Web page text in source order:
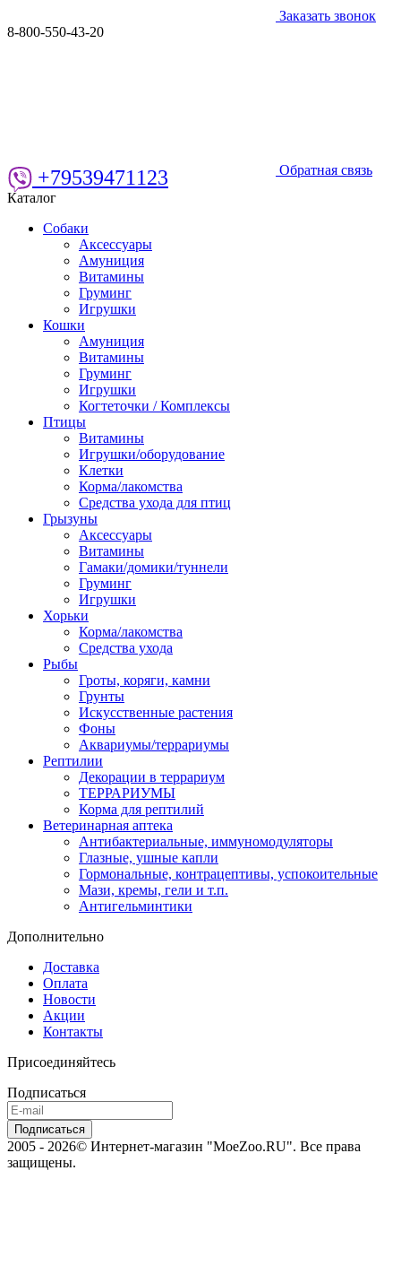
Заказать звонок
8-800-550-43-20
Обратная связь
+79539471123
Каталог
Собаки
Аксессуары
Амуниция
Витамины
Груминг
Игрушки
Кошки
Амуниция
Витамины
Груминг
Игрушки
Когтеточки / Комплексы
Птицы
Витамины
Игрушки/оборудование
Клетки
Корма/лакомства
Средства ухода для птиц
Грызуны
Аксессуары
Витамины
Гамаки/домики/туннели
Груминг
Игрушки
Хорьки
Корма/лакомства
Средства ухода
Рыбы
Гроты, коряги, камни
Грунты
Искусственные растения
Фоны
Аквариумы/террариумы
Рептилии
Декорации в террариум
ТЕРРАРИУМЫ
Корма для рептилий
Ветеринарная аптека
Антибактериальные, иммуномодуляторы
Глазные, ушные капли
Гормональные, контрацептивы, успокоительные
Мази, кремы, гели и т.п.
Антигельминтики
Дополнительно
Доставка
Оплата
Новости
Акции
Контакты
Присоединяйтесь
Подписаться
2005 - 2026© Интернет-магазин "MoeZoo.RU". Все права
защищены.